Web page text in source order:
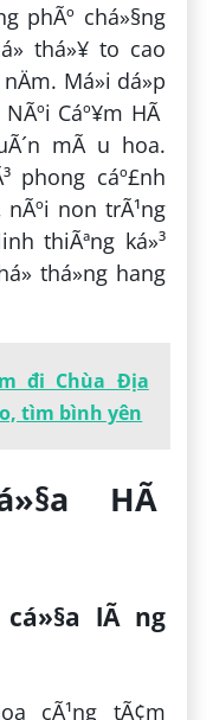
phÃº chá»§ng
thá»¥ to cao
Má»i dá»p
Cáº¥m HÃ
mÃ u hoa.
phong cáº£nh
nÃºi non trÃ¹ng
thiÃªng ká»³
thá»ng hang
đi Chùa Địa
tìm bình yên
HÃ
cá»§a lÃ ng
cÃ¹ng tÃ¢m